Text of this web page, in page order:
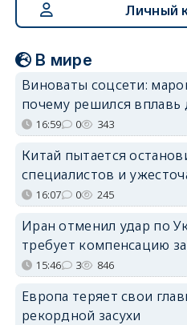
Личный
В мире
Виноваты соцсети:
почему решился вплавь
16:59 0 343
Китай пытается
специалистов и
16:07 0 245
Иран отменил удар по
требует компенсацию
15:46 3 846
Европа теряет свои
рекордной засухи